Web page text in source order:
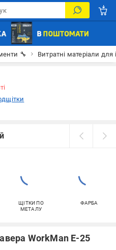
🔧 Витратні матеріали для
ЩІТКИ ПО
МЕТАЛУ
ФАРБА
WorkMan E-25